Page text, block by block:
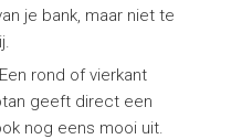
je bank, maar niet te
Een rond of vierkant
geeft direct een
nog eens mooi uit.